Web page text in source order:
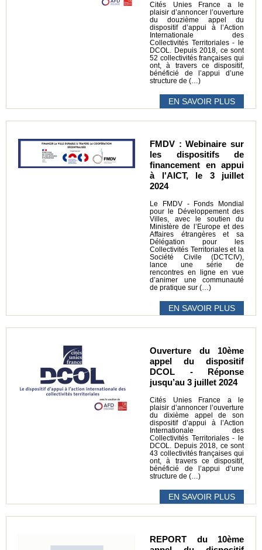
Cités Unies France a le
plaisir d’annoncer l’ouverture
du douzième appel du
dispositif d’appui à l’Action
Internationale des
Collectivités Territoriales - le
DCOL. Depuis 2018, ce sont
52 collectivités françaises qui
ont, à travers ce dispositif,
bénéficié de l’appui d’une
structure de (…)
EN SAVOIR PLUS
FMDV : Webinaire sur
les dispositifs de
financement en appui
à l'AICT, le 3 juillet
2024
Le FMDV - Fonds Mondial
pour le Développement des
Villes, avec le soutien du
Ministère de l’Europe et des
Affaires étrangères et sa
Délégation pour les
Collectivités Territoriales et la
Société Civile (DCTCIV),
lance une série de
rencontres en ligne en vue
d’animer une communauté
de pratique sur (…)
EN SAVOIR PLUS
Ouverture du 10ème
appel du dispositif
DCOL - Réponse
jusqu’au 3 juillet 2024
Cités Unies France a le
plaisir d’annoncer l’ouverture
du dixième appel de son
dispositif d’appui à l’Action
Internationale des
Collectivités Territoriales - le
DCOL. Depuis 2018, ce sont
43 collectivités françaises qui
ont, à travers ce dispositif,
bénéficié de l’appui d’une
structure de (…)
EN SAVOIR PLUS
REPORT du 10ème